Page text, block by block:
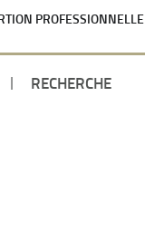
PROFESSIONNELLE
RECHERCHE